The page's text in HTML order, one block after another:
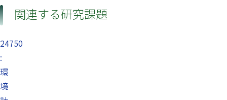
関連する研究課題
24750
:
環
境